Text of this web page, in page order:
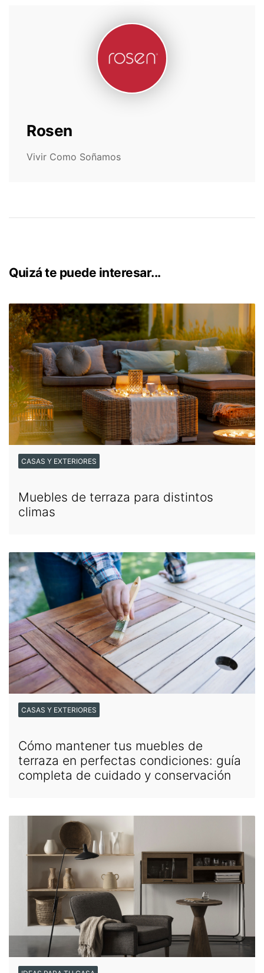
Rosen
Vivir Como Soñamos
Quizá te puede interesar...
CASAS Y EXTERIORES
Muebles de terraza para distintos
climas
CASAS Y EXTERIORES
Cómo mantener tus muebles de
terraza en perfectas condiciones: guía
completa de cuidado y conservación